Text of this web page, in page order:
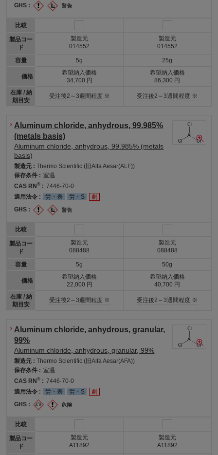
GHS :
比較
製品コー
ド
容量
価格
在庫 / 納
期目安
製造元
014552
5g
希望納入価格
34,700 円
受注後2～3週間程度 ※
製造元
014552
25g
希望納入価格
86,300 円
受注後2～3週間程度 ※
Aluminum chloride, anhydrous, 99.985%
(metals basis)
Aluminum chloride, anhydrous, 99.985% (metals
basis)
製造元 :Thermo Scientific (旧Alfa Aesar(ALF))
保存条件 : 室温
CAS RN® : 7446-70-0
適用法令 :
労・表 労・S
劇
GHS :
比較
製品コー
ド
容量
価格
在庫 / 納
期目安
製造元
088488
5g
希望納入価格
22,000 円
受注後2～3週間程度 ※
製造元
088488
50g
希望納入価格
40,700 円
受注後2～3週間程度 ※
Aluminum chloride, anhydrous, granular,
99%
Aluminum chloride, anhydrous, granular, 99%
製造元 :Thermo Scientific (旧Alfa Aesar(AFA))
保存条件 : 室温
CAS RN® : 7446-70-0
適用法令 :
労・表 労・S
劇
GHS :
比較
製品コー
ド
製造元
A11892
製造元
A11892